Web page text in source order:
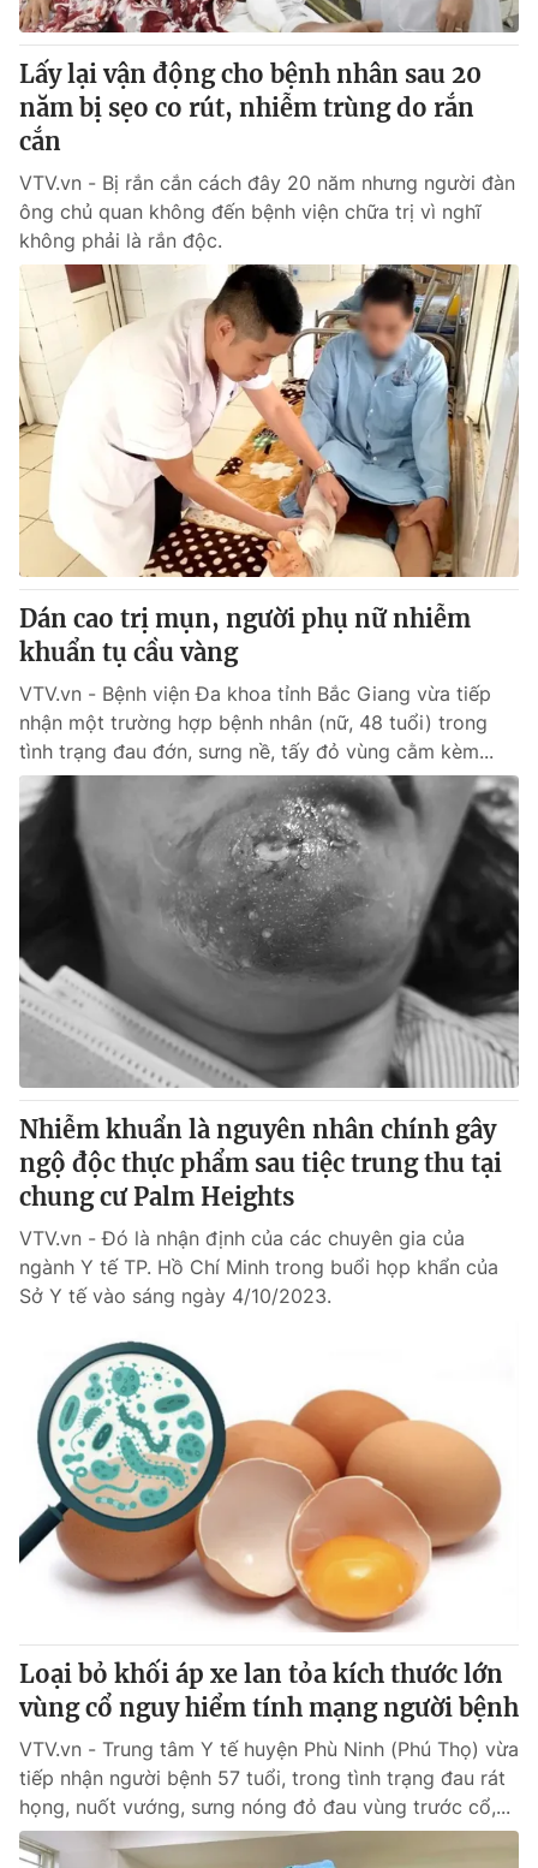
Lấy lại vận động cho bệnh nhân sau 20
năm bị sẹo co rút, nhiễm trùng do rắn
cắn
VTV.vn - Bị rắn cắn cách đây 20 năm nhưng người đàn
ông chủ quan không đến bệnh viện chữa trị vì nghĩ
không phải là rắn độc.
Dán cao trị mụn, người phụ nữ nhiễm
khuẩn tụ cầu vàng
VTV.vn - Bệnh viện Đa khoa tỉnh Bắc Giang vừa tiếp
nhận một trường hợp bệnh nhân (nữ, 48 tuổi) trong
tình trạng đau đớn, sưng nề, tấy đỏ vùng cằm kèm...
Nhiễm khuẩn là nguyên nhân chính gây
ngộ độc thực phẩm sau tiệc trung thu tại
chung cư Palm Heights
VTV.vn - Đó là nhận định của các chuyên gia của
ngành Y tế TP. Hồ Chí Minh trong buổi họp khẩn của
Sở Y tế vào sáng ngày 4/10/2023.
Loại bỏ khối áp xe lan tỏa kích thước lớn
vùng cổ nguy hiểm tính mạng người bệnh
VTV.vn - Trung tâm Y tế huyện Phù Ninh (Phú Thọ) vừa
tiếp nhận người bệnh 57 tuổi, trong tình trạng đau rát
họng, nuốt vướng, sưng nóng đỏ đau vùng trước cổ,...